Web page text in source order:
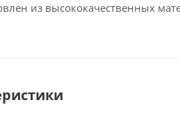
из высококачественных